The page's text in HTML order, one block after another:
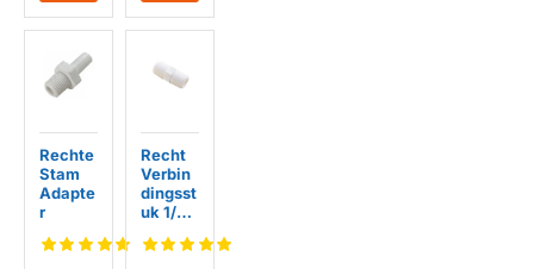
HUISMERK
Rechte
Stam
Adapte
r
HUISMERK
Recht
Verbin
dingsst
uk 1/4"